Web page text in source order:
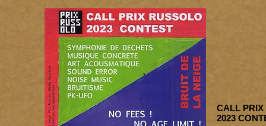
CALL PRIX
2023